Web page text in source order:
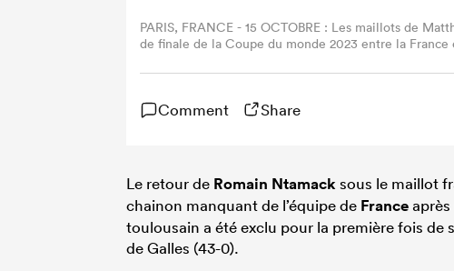
PARIS, FRANCE - 15 OCTOBRE : Les maillots de
de finale de la Coupe du monde 2023 entre la
Comment Share
Le retour de Romain Ntamacksous le maillot
chainon manquant de l’équipe de France
toulousain a été exclu pour la première fois de
de Galles (43-0).